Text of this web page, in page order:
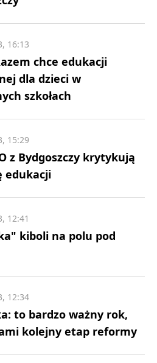
chce edukacji
dla dzieci w
szkołach
16:13
z Bydgoszczy krytykują
edukacji
15:29
kiboli na polu pod
12:41
to bardzo ważny rok,
kolejny etap reformy
12:34